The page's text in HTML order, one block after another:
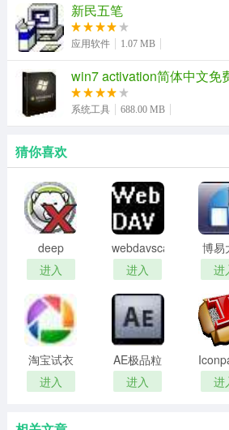
新民五笔
应用软件 1.07 MB
win7 activation简体中文免
系统工具 688.00 MB
猜你喜欢
deep
freeze
password
remover(冰
点还原密
码清除器)
进入
webdavscan
客户端
(web漏洞
扫描软件)
进入
博易
资
进
淘宝试衣
服软件
进入
AE极品粒
子插件
(Trapcode
进入
中文
进